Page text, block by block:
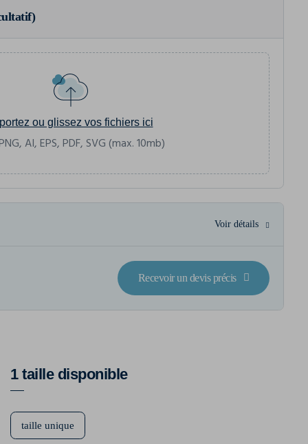
ou glissez vos fichiers ici
AI, EPS, PDF, SVG (max. 10mb)
Voir détails
Recevoir un devis précis
1 taille disponible
taille unique